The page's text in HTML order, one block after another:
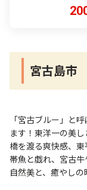
島 ツアー HIS ク
60000 】HS-5
宮古島市
「宮古ブルー」と
ます！東洋一の美
橋を渡る爽快感、
帯魚と戯れ、宮古
自然美と、癒やしの